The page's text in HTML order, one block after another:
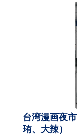
台湾漫画夜
珛、大辣）